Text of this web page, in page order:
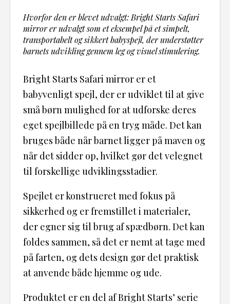
Hvorfor den er blevet udvalgt: Bright Starts Safari
mirror er udvalgt som et eksempel på et simpelt,
transportabelt og sikkert babyspejl, der understøtter
barnets udvikling gennem leg og visuel stimulering.
Bright Starts Safari mirror er et
babyvenligt spejl, der er udviklet til at give
små børn mulighed for at udforske deres
eget spejlbillede på en tryg måde. Det kan
bruges både når barnet ligger på maven og
når det sidder op, hvilket gør det velegnet
til forskellige udviklingsstadier.
Spejlet er konstrueret med fokus på
sikkerhed og er fremstillet i materialer,
der egner sig til brug af spædbørn. Det kan
foldes sammen, så det er nemt at tage med
på farten, og dets design gør det praktisk
at anvende både hjemme og ude.
Produktet er en del af Bright Starts’ serie